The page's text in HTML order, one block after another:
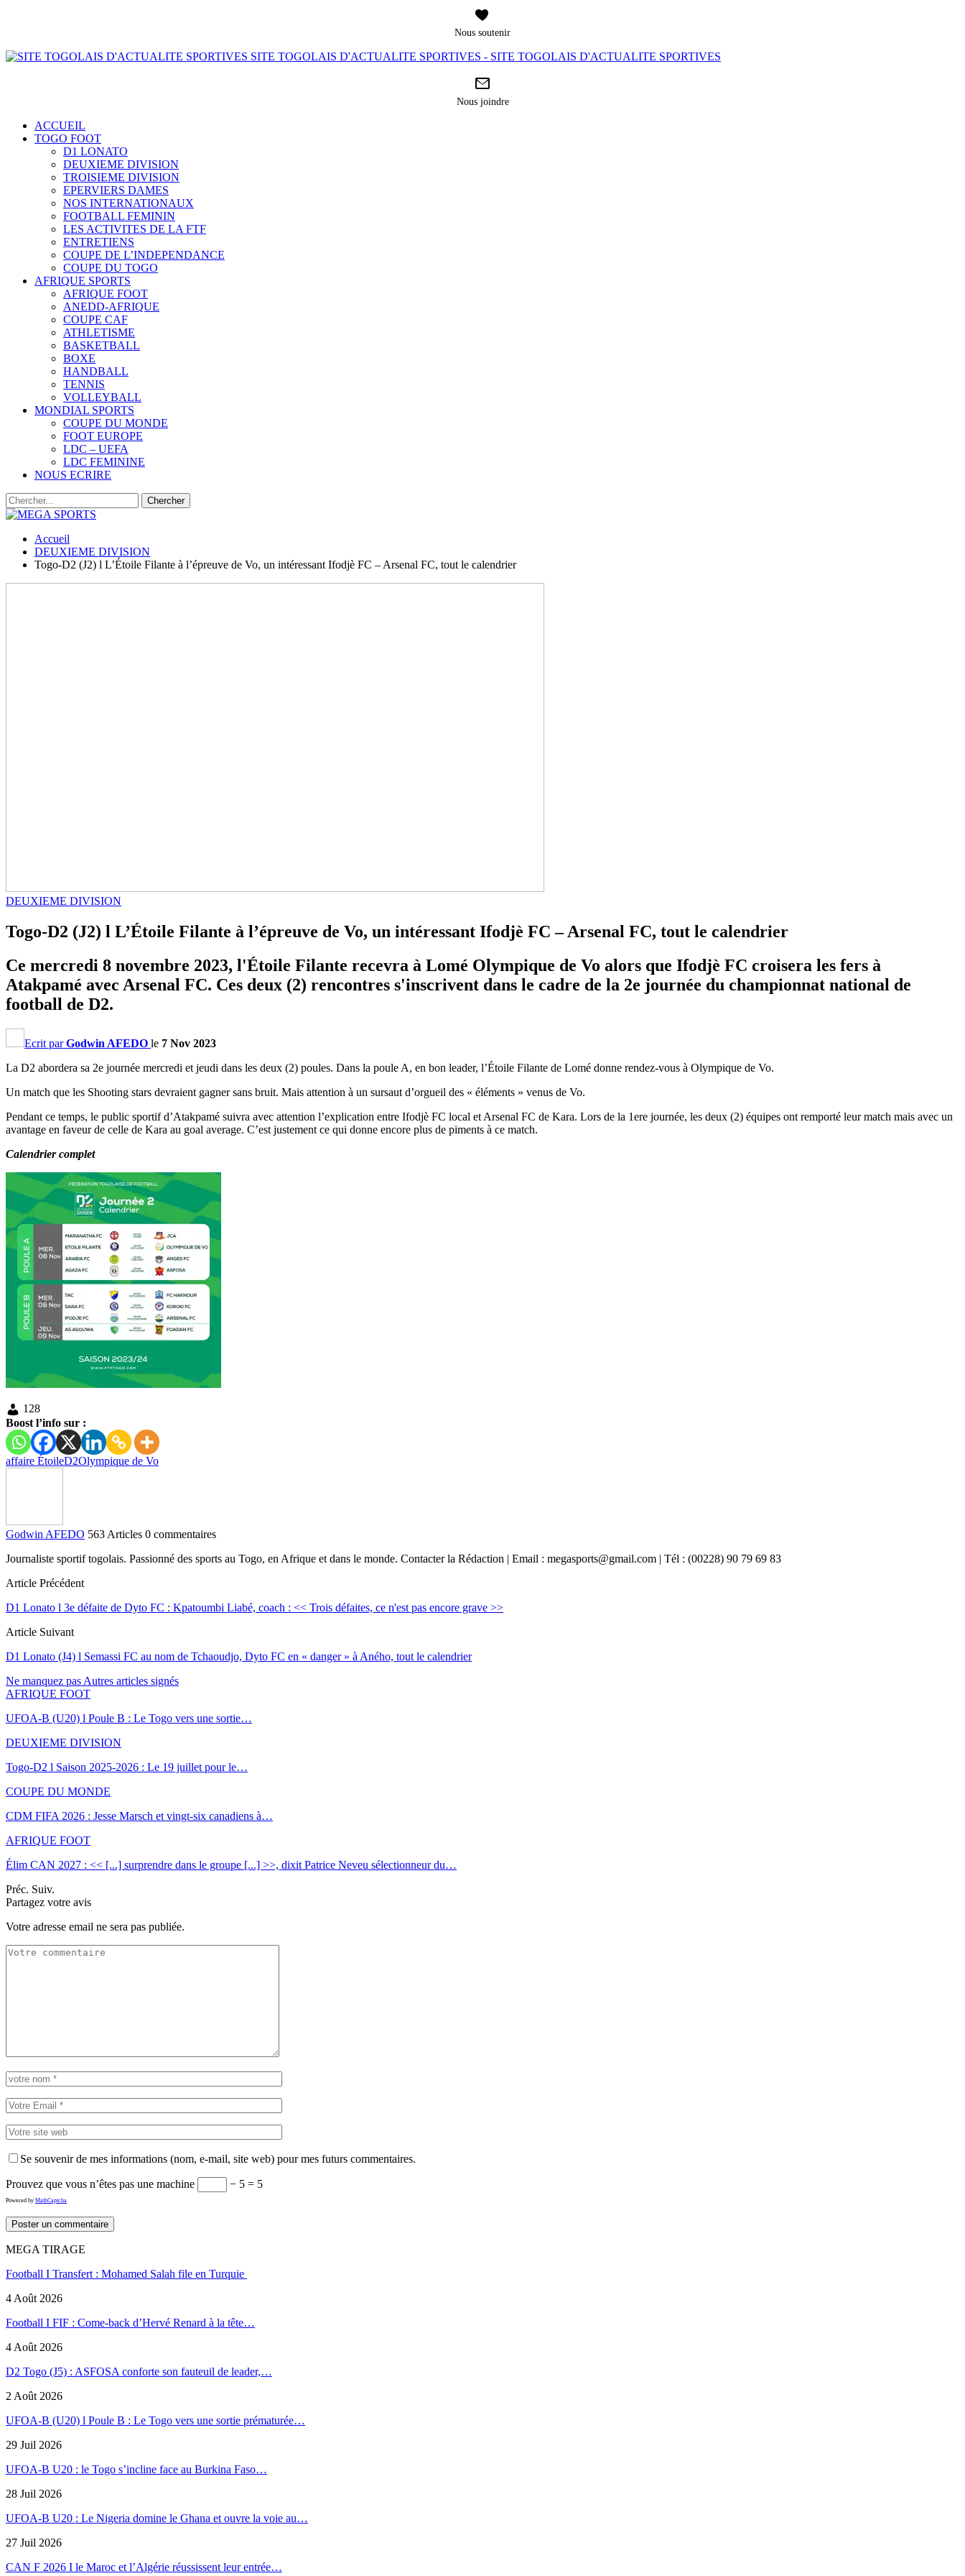
Nous soutenir
SITE TOGOLAIS D'ACTUALITE SPORTIVES - SITE TOGOLAIS D'ACTUALITE SPORTIVES
Nous joindre
ACCUEIL
TOGO FOOT
D1 LONATO
DEUXIEME DIVISION
TROISIEME DIVISION
EPERVIERS DAMES
NOS INTERNATIONAUX
FOOTBALL FEMININ
LES ACTIVITES DE LA FTF
ENTRETIENS
COUPE DE L’INDEPENDANCE
COUPE DU TOGO
AFRIQUE SPORTS
AFRIQUE FOOT
ANEDD-AFRIQUE
COUPE CAF
ATHLETISME
BASKETBALL
BOXE
HANDBALL
TENNIS
VOLLEYBALL
MONDIAL SPORTS
COUPE DU MONDE
FOOT EUROPE
LDC – UEFA
LDC FEMININE
NOUS ECRIRE
Accueil
DEUXIEME DIVISION
Togo-D2 (J2) l L’Étoile Filante à l’épreuve de Vo, un intéressant Ifodjè FC – Arsenal FC, tout le calendrier
DEUXIEME DIVISION
Togo-D2 (J2) l L’Étoile Filante à l’épreuve de Vo, un intéressant Ifodjè FC – Arsenal FC, tout le calendrier
Ce mercredi 8 novembre 2023, l'Étoile Filante recevra à Lomé Olympique de Vo alors que Ifodjè FC croisera les fers à
Atakpamé avec Arsenal FC. Ces deux (2) rencontres s'inscrivent dans le cadre de la 2e journée du championnat national de
football de D2.
Ecrit parGodwin AFEDO le 7 Nov 2023
La D2 abordera sa 2e journée mercredi et jeudi dans les deux (2) poules. Dans la poule A, en bon leader, l’Étoile Filante de Lomé donne rendez-vous à Olympique de Vo.
Un match que les Shooting stars devraient gagner sans bruit. Mais attention à un sursaut d’orgueil des « éléments » venus de Vo.
Pendant ce temps, le public sportif d’Atakpamé suivra avec attention l’explication entre Ifodjè FC local et Arsenal FC de Kara. Lors de la 1ere journée, les deux (2) équipes ont remporté leur match mais avec un
avantage en faveur de celle de Kara au goal average. C’est justement ce qui donne encore plus de piments à ce match.
Calendrier complet
128
Boost l’info sur :
affaire ÉtoileD2Olympique de Vo
Godwin AFEDO 563 Articles 0 commentaires
Journaliste sportif togolais. Passionné des sports au Togo, en Afrique et dans le monde. Contacter la Rédaction | Email : megasports@gmail.com | Tél : (00228) 90 79 69 83
Article Précédent
D1 Lonato l 3e défaite de Dyto FC : Kpatoumbi Liabé, coach : << Trois défaites, ce n'est pas encore grave >>
Article Suivant
D1 Lonato (J4) l Semassi FC au nom de Tchaoudjo, Dyto FC en « danger » à Aného, tout le calendrier
Ne manquez pas Autres articles signés
AFRIQUE FOOT
UFOA-B (U20) l Poule B : Le Togo vers une sortie…
DEUXIEME DIVISION
Togo-D2 l Saison 2025-2026 : Le 19 juillet pour le…
COUPE DU MONDE
CDM FIFA 2026 : Jesse Marsch et vingt-six canadiens à…
AFRIQUE FOOT
Élim CAN 2027 : << [...] surprendre dans le groupe [...] >>, dixit Patrice Neveu sélectionneur du…
Préc. Suiv.
Partagez votre avis
Votre adresse email ne sera pas publiée.
Se souvenir de mes informations (nom, e-mail, site web) pour mes futurs commentaires.
Prouvez que vous n’êtes pas une machine − 5 = 5
Powered by MathCaptcha
MEGA TIRAGE
Football I Transfert : Mohamed Salah file en Turquie
4 Août 2026
Football I FIF : Come-back d’Hervé Renard à la tête…
4 Août 2026
D2 Togo (J5) : ASFOSA conforte son fauteuil de leader,…
2 Août 2026
UFOA-B (U20) l Poule B : Le Togo vers une sortie prématurée…
29 Juil 2026
UFOA-B U20 : le Togo s’incline face au Burkina Faso…
28 Juil 2026
UFOA-B U20 : Le Nigeria domine le Ghana et ouvre la voie au…
27 Juil 2026
CAN F 2026 I le Maroc et l’Algérie réussissent leur entrée…